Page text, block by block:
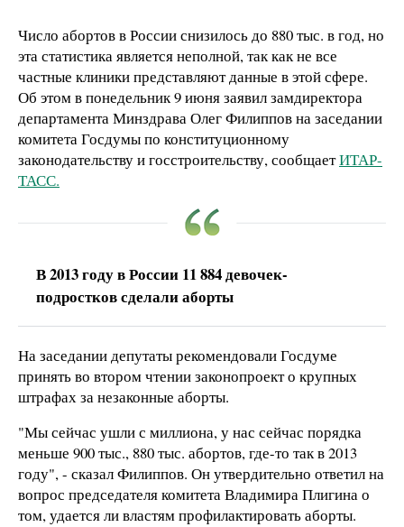
Число абортов в России снизилось до 880 тыс. в год, но
эта статистика является неполной, так как не все
частные клиники представляют данные в этой сфере.
Об этом в понедельник 9 июня заявил замдиректора
департамента Минздрава Олег Филиппов на заседании
комитета Госдумы по конституционному
законодательству и госстроительству, сообщаетИТАР-
ТАСС.
В 2013 году в России 11 884 девочек-
подростков сделали аборты
На заседании депутаты рекомендовали Госдуме
принять во втором чтении законопроект о крупных
штрафах за незаконные аборты.
"Мы сейчас ушли с миллиона, у нас сейчас порядка
меньше 900 тыс., 880 тыс. абортов, где-то так в 2013
году", - сказал Филиппов. Он утвердительно ответил на
вопрос председателя комитета Владимира Плигина о
том, удается ли властям профилактировать аборты.